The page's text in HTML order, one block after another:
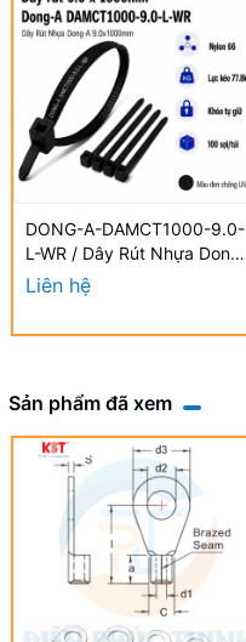
DONG-A-DAMCT1000-9.0-
L-WR / Dây Rút Nhựa Dong-
A 9.0×1000mm Chống UV
Liên hệ
Sản phẩm đã xem